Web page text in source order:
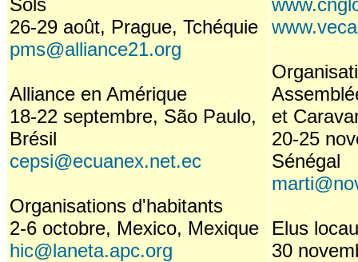
Sols
26-29 août, Prague, Tchéquie
pms@alliance21.org
Alliance en Amérique
18-22 septembre, São Paulo,
Brésil
cepsi@ecuanex.net.ec
Organisations d'habitants
2-6 octobre, Mexico, Mexique
hic@laneta.apc.org
et
20-25
Sénégal
Elus
30